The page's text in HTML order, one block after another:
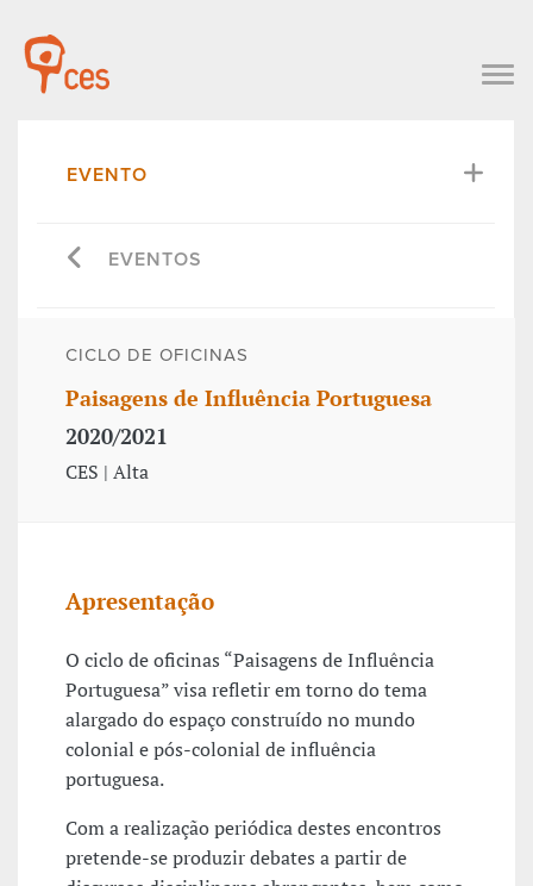
EVENTO
EVENTOS
CICLO DE OFICINAS
Paisagens de Influência Portuguesa
2020/2021
CES | Alta
Apresentação
O ciclo de oficinas “Paisagens de Influência
Portuguesa” visa refletir em torno do tema
alargado do espaço construído no mundo
colonial e pós-colonial de influência
portuguesa.
Com a realização periódica destes encontros
pretende-se produzir debates a partir de